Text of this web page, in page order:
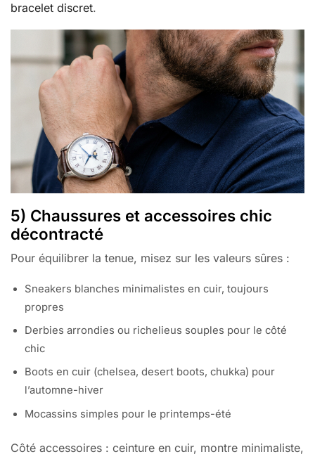
bracelet discret.
5) Chaussures et accessoires chic
décontracté
Pour équilibrer la tenue, misez sur les valeurs sûres :
Sneakers blanches minimalistes en cuir, toujours
propres
Derbies arrondies ou richelieus souples pour le côté
chic
Boots en cuir (chelsea, desert boots, chukka) pour
l’automne-hiver
Mocassins simples pour le printemps-été
Côté accessoires : ceinture en cuir, montre minimaliste,